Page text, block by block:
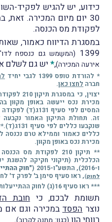
כידוע, יש להגיש לפקיד-
לפקודת מס הכנסה.
במסגרת הדיווח כאמור,
1399 (המשַמש גם כנספח
אירעה המכירה),
* יש גם לשלם
* להורדת טופס 1399 לגבי יחיד
חברה לחצו כאן.
יצוין, כי
מכירת נכס ייעשה באופן מקוּון
זה. תחולת התיקון האמור
שנקבעו
כללים כאמור וממילא טרם נכנסה
מכירת נכס באופן מקוּון.
** תיקון 210 לפקודת
ו-2016), התשע"ו-2015 (
"חוק
לחוק), ראו סעיף סימן ב' לפרק ד'
*** ראו סעיף 16(ג) לחוק ההתייעלות הכלכלית.
תשומת לבכם, כי חובת
נוצר הפסד במכירה וגם אם